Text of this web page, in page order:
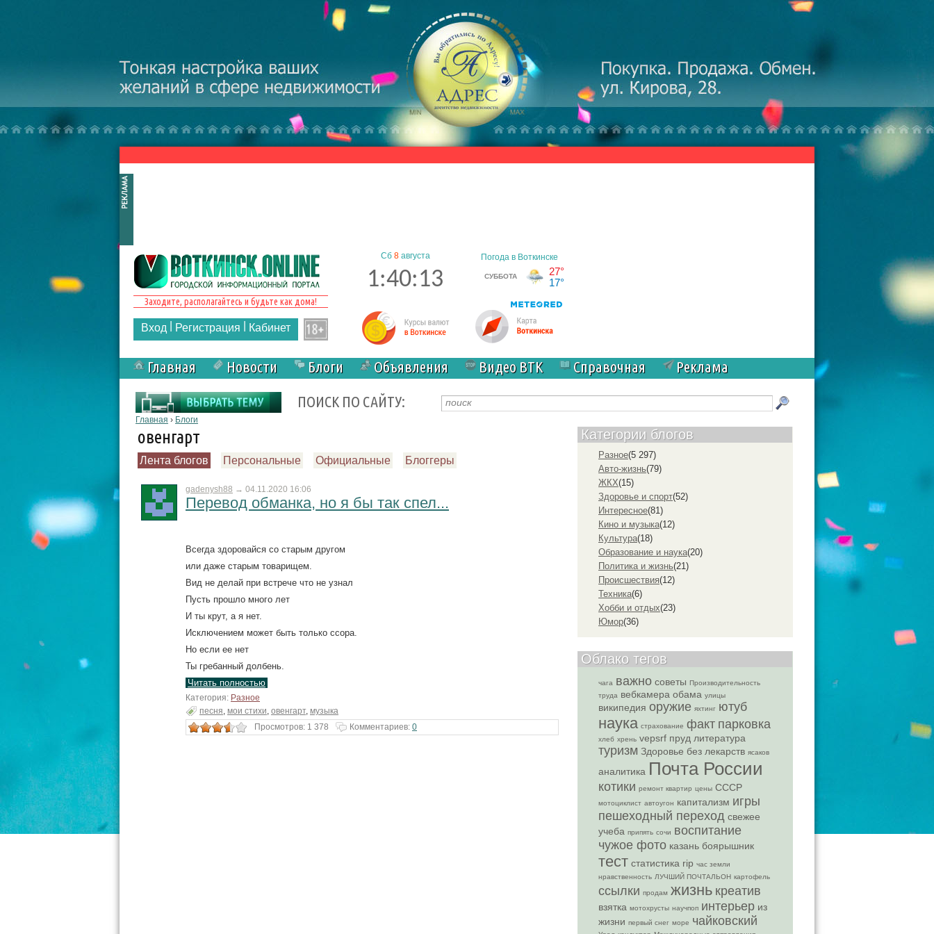
Заходите, располагайтесь и будьте как дома!
Вход Регистрация Кабинет
Сб 8августа
1:40:13
Главная Новости Блоги Объявления Видео ВТК Справочная
Реклама
ПОИСК ПО САЙТУ:
Форма поиска
Вы здесь
Главная › Блоги
овенгарт
Лента блогов Персональные Официальные Блоггеры
gadenysh88 → 04.11.2020 16:06
Перевод обманка, но я бы так спел...
Всегда здоровайся со старым другом
или даже старым товарищем.
Вид не делай при встрече что не узнал
Пусть прошло много лет
И ты крут, а я нет.
Исключением может быть только ссора.
Но если ее нет
Ты гребанный долбень.
Читать полностью
Категория: Разное
песня, мои стихи, овенгарт, музыка
Просмотров: 1 378
Комментариев: 0
Категории блогов
Разное(5 297)
Авто-жизнь(79)
ЖКХ(15)
Здоровье и спорт(52)
Интересное(81)
Кино и музыка(12)
Культура(18)
Образование и наука(20)
Политика и жизнь(21)
Проиcшествия(12)
Техника(6)
Хобби и отдых(23)
Юмор(36)
Облако тегов
чага важно советы Производительность
труда вебкамера обама улицы
википедия оружие яхтинг ютуб
наука страхование факт парковка
хлеб хрень vepsrf пруд литература
туризм Здоровье без лекарств ясаков
аналитика Почта России
котики ремонт квартир цены СССР
мотоциклист автоугон капитализм игры
пешеходный переход свежее
учеба припять сочи воспитание
чужое фото казань боярышник
тест статистика rip час земли
нравственность ЛУЧШИЙ ПОЧТАЛЬОН картофель
ссылки продам жизнь креатив
взятка мотохрусты научпоп интерьер из
жизни первый снег море чайковский